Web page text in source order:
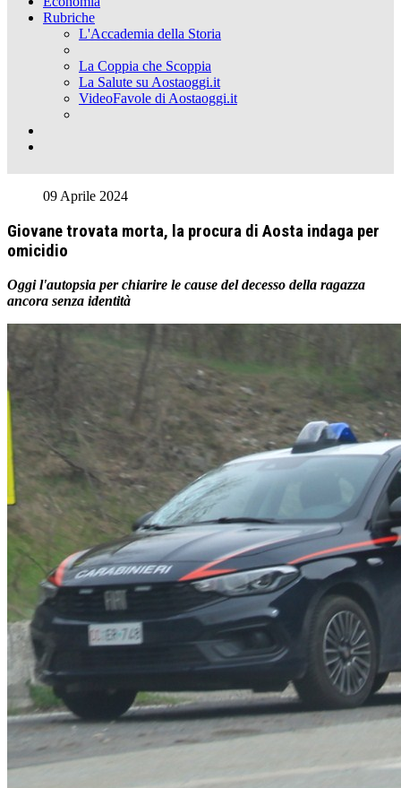
Rubriche
L'Accademia della Storia
La Coppia che Scoppia
La Salute su Aostaoggi.it
VideoFavole di Aostaoggi.it
09 Aprile 2024
Giovane trovata morta, la procura di Aosta indaga per
omicidio
Oggi l'autopsia per chiarire le cause del decesso della ragazza
ancora senza identità